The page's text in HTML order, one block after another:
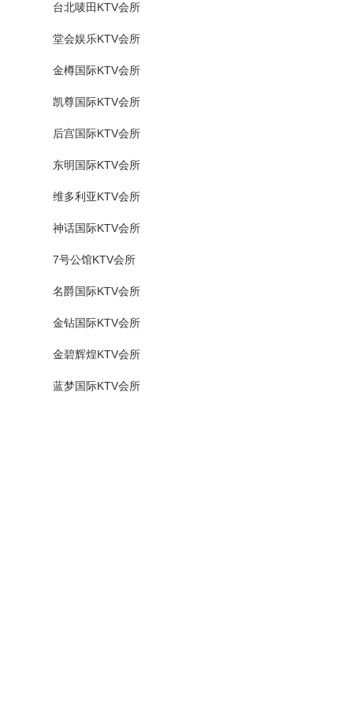
台北唛田KTV会所
堂会娱乐KTV会所
金樽国际KTV会所
凯尊国际KTV会所
后宫国际KTV会所
东明国际KTV会所
维多利亚KTV会所
神话国际KTV会所
7号公馆KTV会所
名爵国际KTV会所
金钻国际KTV会所
金碧辉煌KTV会所
蓝梦国际KTV会所